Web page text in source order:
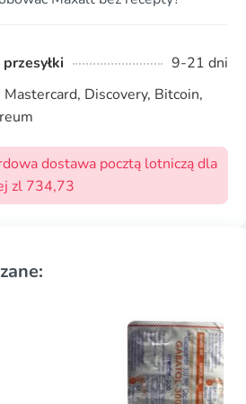
9-21 dni
Mastercard, Discovery, Bitcoin,
dostawa pocztą lotniczą dla
zl 734,73